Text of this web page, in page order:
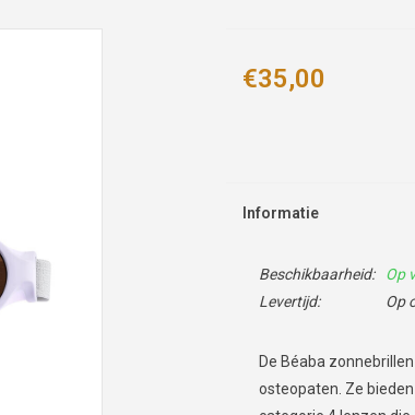
€35,00
Informatie
Beschikbaarheid:
Op
Levertijd:
Op
De Béaba
osteopaten. Ze